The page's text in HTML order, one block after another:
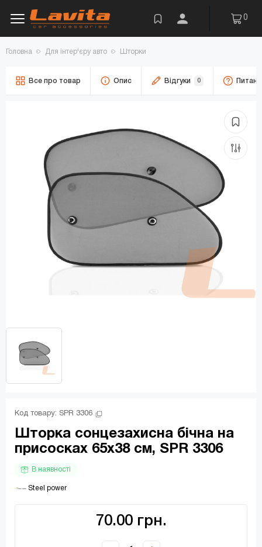
0
Головна Для інтер'єру авто Шторки
Все про товар Опис Відгуки 0
Код товару: SPR 3306
Шторка сонцезахисна бічна на
присосках 65x38 см, SPR 3306
В наявності
Steel power
70.00 грн.